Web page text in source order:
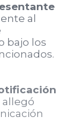
al
bajo los